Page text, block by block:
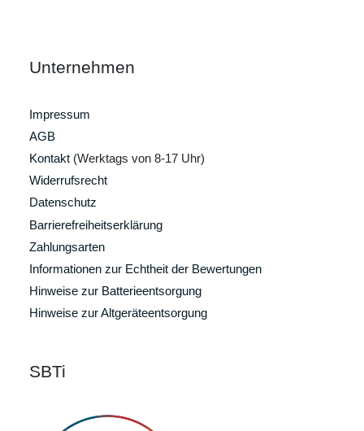
Unternehmen
Impressum
AGB
Kontakt (Werktags von 8-17 Uhr)
Widerrufsrecht
Datenschutz
Barrierefreiheitserklärung
Zahlungsarten
Informationen zur Echtheit der Bewertungen
Hinweise zur Batterieentsorgung
Hinweise zur Altgeräteentsorgung
SBTi